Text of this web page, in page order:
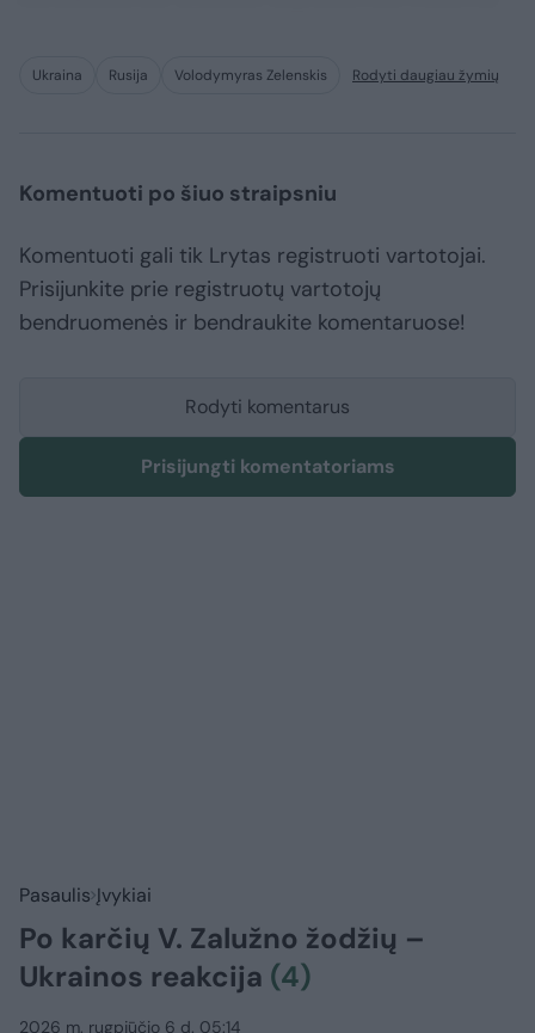
Ukraina Rusija Volodymyras Zelenskis Rodyti daugiau žymių
Komentuoti po šiuo straipsniu
Komentuoti gali tik Lrytas registruoti vartotojai.
Prisijunkite prie registruotų vartotojų
bendruomenės ir bendraukite komentaruose!
Rodyti komentarus
Prisijungti komentatoriams
Pasaulis Įvykiai
Po karčių V. Zalužno žodžių –
Ukrainos reakcija (4)
2026 m. rugpjūčio 6 d. 05:14